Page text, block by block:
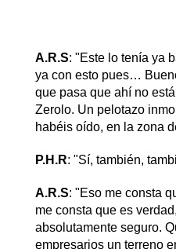
A.R.S: "Este lo tenía ya
ya con esto pues…
que pasa que ahí no
Zerolo. Un pelotazo
habéis oído, en la zona
P.H.R: "Sí, también,
A.R.S: "Eso me consta
me consta que es
absolutamente seguro.
empresarios un terreno